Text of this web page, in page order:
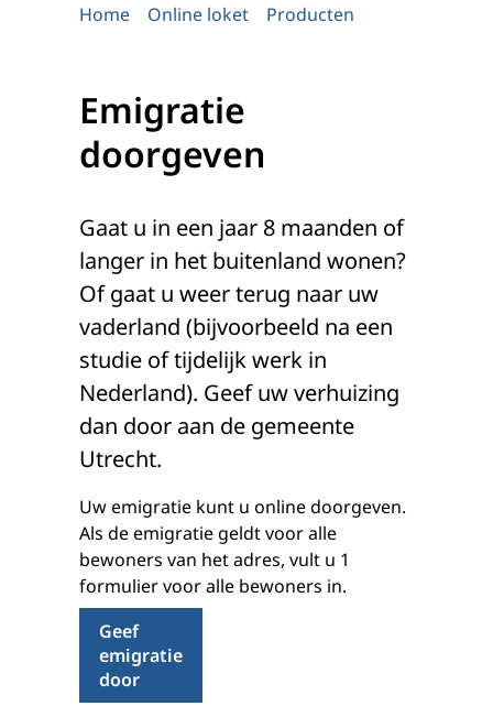
Home Online loket Producten
Emigratie
doorgeven
Gaat u in een jaar 8 maanden of
langer in het buitenland wonen?
Of gaat u weer terug naar uw
vaderland (bijvoorbeeld na een
studie of tijdelijk werk in
Nederland). Geef uw verhuizing
dan door aan de gemeente
Utrecht.
Uw emigratie kunt u online doorgeven.
Als de emigratie geldt voor alle
bewoners van het adres, vult u 1
formulier voor alle bewoners in.
Geef
emigratie
door